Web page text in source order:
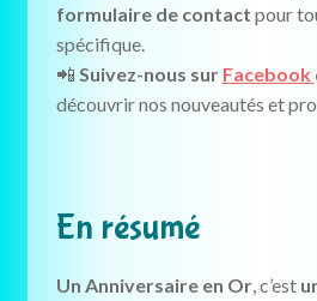
formulaire de contact pour
spécifique.
📲 Suivez-nous sur Facebook
découvrir nos nouveautés et
En résumé
Un Anniversaire en Or, c’est